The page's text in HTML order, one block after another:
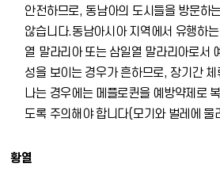
안전하므로, 동남아의 도시들을 방문하
않습니다.동남아시아 지역에서 유행하
열 말라리아 또는 삼일열 말라리아로서
성을 보이는 경우가 흔하므로, 장기간
나는 경우에는 메플로퀸을 예방약제로
도록 주의해야 합니다(모기와 벌레에 물
황열